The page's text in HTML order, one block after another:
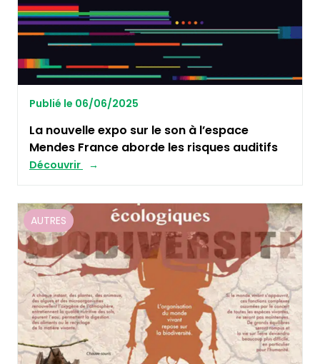
Publié le 06/06/2025
La nouvelle expo sur le son à l’espace
Mendes France aborde les risques auditifs
Découvrir
AUTRES